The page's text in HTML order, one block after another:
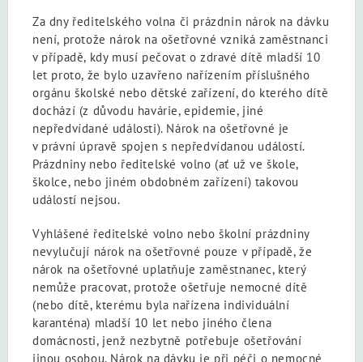
Za dny ředitelského volna či prázdnin nárok na dávku
není, protože nárok na ošetřovné vzniká zaměstnanci
v případě, kdy musí pečovat o zdravé dítě mladší 10
let proto, že bylo uzavřeno nařízením příslušného
orgánu školské nebo dětské zařízení, do kterého dítě
dochází (z důvodu havárie, epidemie, jiné
nepředvídané události). Nárok na ošetřovné je
v právní úpravě spojen s nepředvídanou událostí.
Prázdniny nebo ředitelské volno (ať už ve škole,
školce, nebo jiném obdobném zařízení) takovou
událostí nejsou.
Vyhlášené ředitelské volno nebo školní prázdniny
nevylučují nárok na ošetřovné pouze v případě, že
nárok na ošetřovné uplatňuje zaměstnanec, který
nemůže pracovat, protože ošetřuje nemocné dítě
(nebo dítě, kterému byla nařízena individuální
karanténa) mladší 10 let nebo jiného člena
domácnosti, jenž nezbytně potřebuje ošetřování
jinou osobou. Nárok na dávku je při péči o nemocné